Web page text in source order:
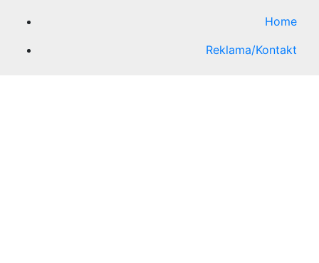
Home
Reklama/Kontakt